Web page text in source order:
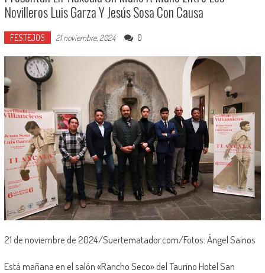
Novilleros Luis Garza Y Jesús Sosa Con Causa
FESTEJOS 21 noviembre, 2024 0
21 de noviembre de 2024/Suertematador.com/Fotos: Ángel Saínos
Está mañana en el salón «Rancho Seco» del Taurino Hotel San